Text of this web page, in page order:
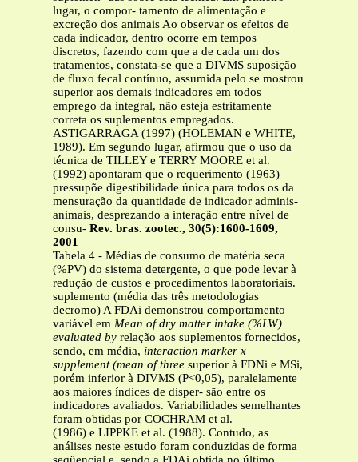
lugar, o compor- tamento de alimentação e
excreção dos animais Ao observar os efeitos de
cada indicador, dentro ocorre em tempos
discretos, fazendo com que a de cada um dos
tratamentos, constata-se que a DIVMS suposição
de fluxo fecal contínuo, assumida pelo se mostrou
superior aos demais indicadores em todos
emprego da integral, não esteja estritamente
correta os suplementos empregados.
ASTIGARRAGA (1997) (HOLEMAN e WHITE,
1989). Em segundo lugar, afirmou que o uso da
técnica de TILLEY e TERRY MOORE et al.
(1992) apontaram que o requerimento (1963)
pressupõe digestibilidade única para todos os da
mensuração da quantidade de indicador adminis-
animais, desprezando a interação entre nível de
consu- Rev. bras. zootec., 30(5):1600-1609,
2001
Tabela 4 - Médias de consumo de matéria seca
(%PV) do sistema detergente, o que pode levar à
redução de custos e procedimentos laboratoriais.
suplemento (média das três metodologias
decromo) A FDAi demonstrou comportamento
variável em Mean of dry matter intake (%LW)
evaluated by relação aos suplementos fornecidos,
sendo, em média, interaction marker x
supplement (mean of three superior à FDNi e MSi,
porém inferior à DIVMS (P<0,05), paralelamente
aos maiores índices de disper- são entre os
indicadores avaliados. Variabilidades semelhantes
foram obtidas por COCHRAM et al.
(1986) e LIPPKE et al. (1988). Contudo, as
análises neste estudo foram conduzidas de forma